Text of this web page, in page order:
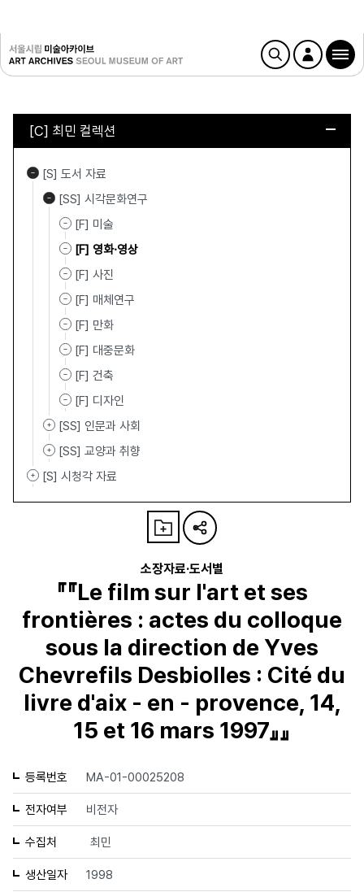
[C] 최민 컬렉션
[S] 도서 자료
[SS] 시각문화연구
[F] 미술
[F] 영화·영상
[F] 사진
[F] 매체연구
[F] 만화
[F] 대중문화
[F] 건축
[F] 디자인
[SS] 인문과 사회
[SS] 교양과 취향
[S] 시청각 자료
소장자료·도서별
『『Le film sur l'art et ses
frontières : actes du colloque
sous la direction de Yves
Chevrefils Desbiolles : Cité du
livre d'aix - en - provence, 14,
15 et 16 mars 1997』』
등록번호 MA-01-00025208
전자여부 비전자
수집처 최민
생산일자 1998